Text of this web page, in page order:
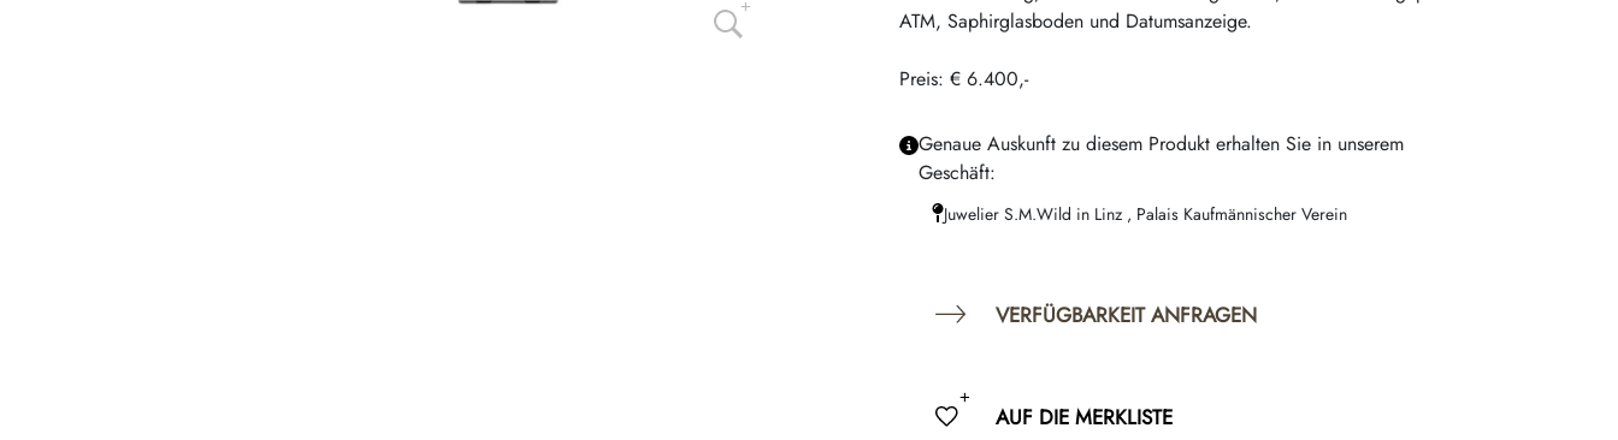
ATM, Saphirglasboden und Datumsanzeige.
Preis: € 6.400,-
Genaue Auskunft zu diesem Produkt erhalten Sie in unserem
Geschäft:
Juwelier S.M.Wild in Linz , Palais Kaufmännischer Verein
VERFÜGBARKEIT ANFRAGEN
AUF DIE MERKLISTE